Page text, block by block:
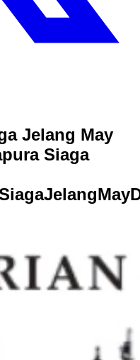
Jelang May
Siaga
iagaJelangMay